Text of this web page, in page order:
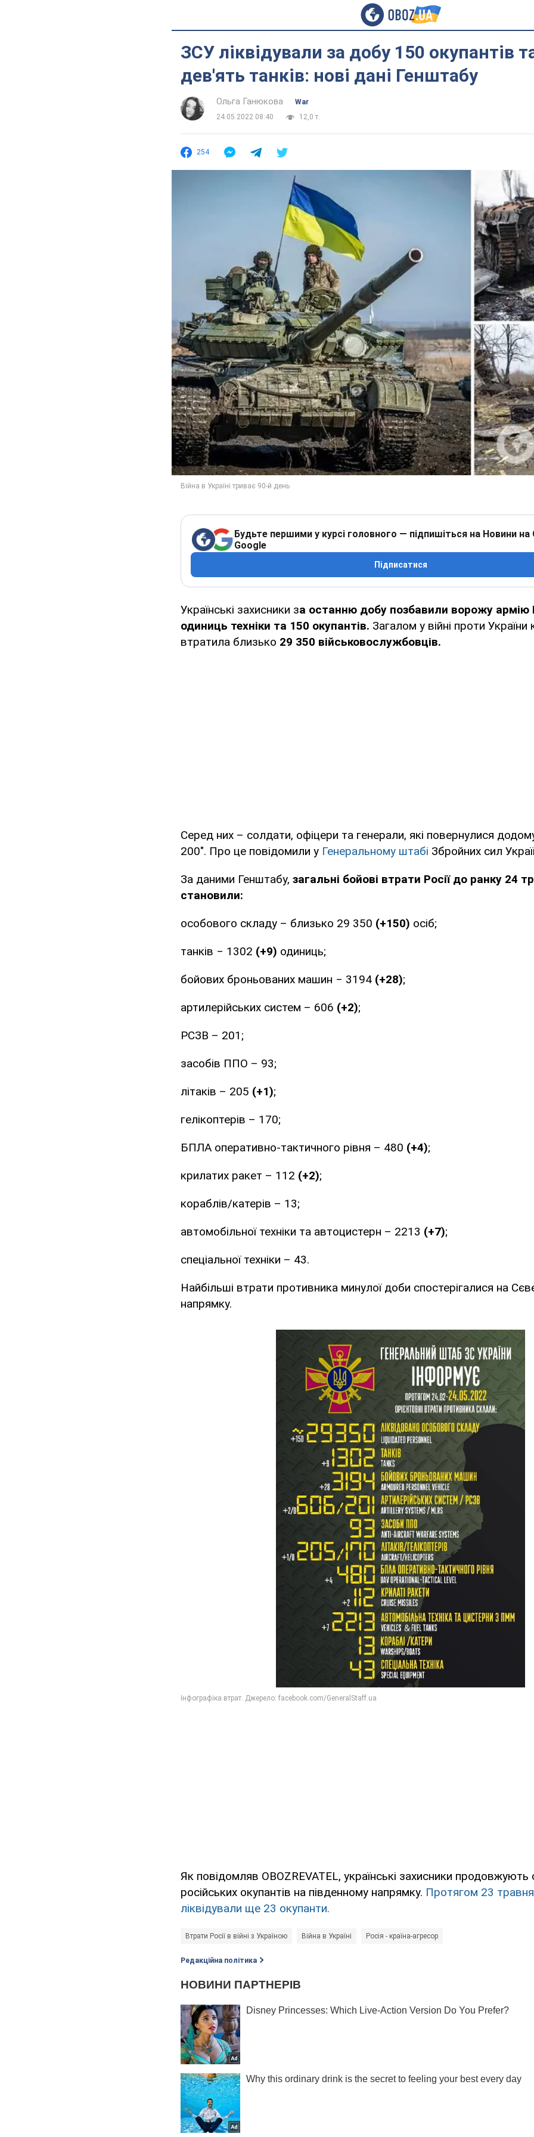
ЗСУ ліквідували за добу 150 окупантів
дев'ять танків: нові дані Генштабу
Ольга Ганюкова
War
24.05.2022 08:40
12,0 т.
254
Будьте першими у курсі головного — підпишіться на Новини на
Google
Підписатися
Українські захисники за останню добу позбавили ворожу армію
одиниць техніки та 150 окупантів. Загалом у війні проти України
втратила близько 29 350 військовослужбовців.
Серед них – солдати, офіцери та генерали, які повернулися
200". Про це повідомили у Генеральному штабі Збройних сил
За даними Генштабу, загальні бойові втрати Росії до ранку 24
становили:
особового складу – близько 29 350 (+150) осіб;
танків ‒ 1302 (+9) одиниць;
бойових броньованих машин ‒ 3194 (+28);
артилерійських систем – 606 (+2);
РСЗВ – 201;
засобів ППО – 93;
літаків – 205 (+1);
гелікоптерів – 170;
БПЛА оперативно-тактичного рівня – 480 (+4);
крилатих ракет – 112 (+2);
кораблів/катерів – 13;
автомобільної техніки та автоцистерн – 2213 (+7);
спеціальної техніки – 43.
Найбільші втрати противника минулої доби спостерігалися на
напрямку.
Як повідомляв OBOZREVATEL, українські захисники продовжують
російських окупантів на південному напрямку. Протягом 23
ліквідували ще 23 окупанти.
Втрати Росії в війні з Україною Війна в Україні Росія - країна-агресор
Редакційна політика